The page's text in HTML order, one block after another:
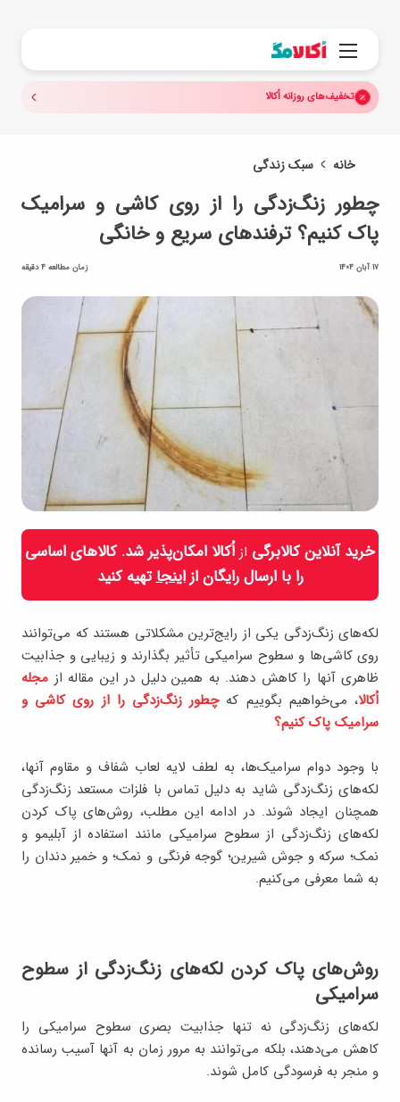
منو
تخفیف‌های روزانه اُکالا
خانه سبک زندگی
چطور زنگ‌زدگی را از روی کاشی و سرامیک
پاک کنیم؟ ترفندهای سریع و خانگی
17 آبان 1404 زمان مطالعه 4 دقیقه
خرید آنلاین کالابرگی از اُکالا امکان‌پذیر شد. کالاهای اساسی
را با ارسال رایگان ازاینجاتهیه کنید
لکه‌های زنگ‌زدگی یکی از رایج‌ترین مشکلاتی هستند که می‌توانند
روی کاشی‌ها و سطوح سرامیکی تأثیر بگذارند و زیبایی و جذابیت
ظاهری آنها را کاهش دهند. به همین دلیل در این مقاله از مجله
اُکالا، می‌خواهیم بگوییم کهچطور زنگ‌زدگی را از روی کاشی و
سرامیک پاک کنیم؟
با وجود دوام سرامیک‌ها، به لطف لایه لعاب شفاف و مقاوم آنها،
لکه‌های زنگ‌زدگی شاید به دلیل تماس با فلزات مستعد زنگ‌زدگی
همچنان ایجاد شوند. در ادامه این مطلب، روش‌های پاک کردن
لکه‌های زنگ‌زدگی از سطوح سرامیکی مانند استفاده از آبلیمو و
نمک؛ سرکه و جوش شیرین؛ گوجه فرنگی و نمک؛ و خمیر دندان را
به شما معرفی می‌کنیم.
روش‌های پاک کردن لکه‌های زنگ‌زدگی از سطوح
سرامیکی
لکه‌های زنگ‌زدگی نه تنها جذابیت بصری سطوح سرامیکی را
کاهش می‌دهند، بلکه می‌توانند به مرور زمان به آنها آسیب رسانده
و منجر به فرسودگی کامل شوند.